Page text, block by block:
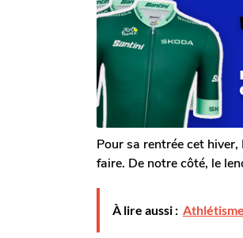
s
a
g
o
o
m
G
a
l
e
r
o
n
a
o
Pour sa rentrée cet
faire. De notre côté, le
À lire aussi :